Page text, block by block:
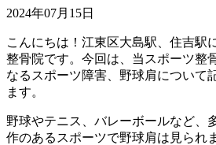
2024年07月15日
こんにちは！江東区大島駅、住吉駅
整骨院です。今回は、当スポーツ整
なるスポーツ障害、野球肩について
ます。
野球やテニス、バレーボールなど、
作のあるスポーツで野球肩は見られ